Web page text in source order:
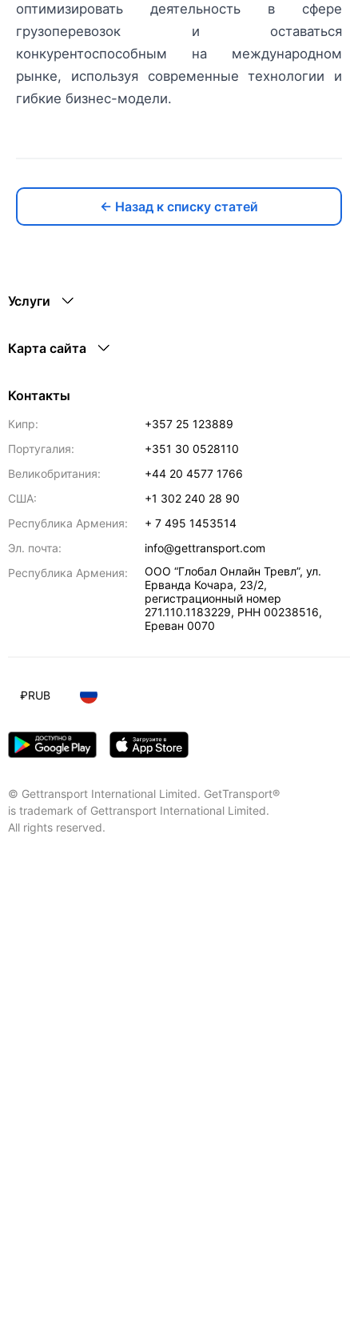
оптимизировать деятельность в сфере
грузоперевозок и оставаться
конкурентоспособным на международном
рынке, используя современные технологии и
гибкие бизнес-модели.
← Назад к списку статей
Услуги
Карта сайта
Контакты
Кипр:
+357 25 123889
Португалия:
+351 30 0528110
Великобритания:
+44 20 4577 1766
США:
+1 302 240 28 90
Республика Армения:
+ 7 495 1453514
Эл. почта:
info@gettransport.com
Республика Армения:
ООО “Глобал Онлайн Тревл”, ул.
Ерванда Кочара, 23/2,
регистрационный номер
271.110.1183229, РНН 00238516,
Ереван 0070
© Gettransport International Limited. GetTransport®
is trademark of Gettransport International Limited.
All rights reserved.
₽RUB